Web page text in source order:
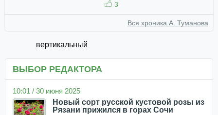
3
Вся хроника А. Туманова
вертикальный
ВЫБОР РЕДАКТОРА
10:01 / 30 июня 2025
Новый сорт русской кустовой розы из
Рязани прижился в горах Сочи